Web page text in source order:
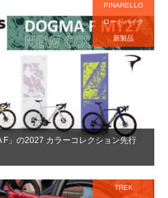
」の2027 カラーコレクション先行
PINARELLO
ロードバイク
新製品
TREK